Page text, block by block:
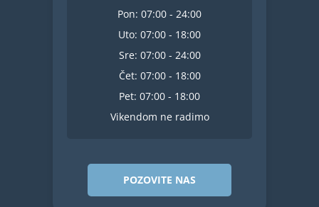
Pon: 07:00 - 24:00
Uto: 07:00 - 18:00
Sre: 07:00 - 24:00
Čet: 07:00 - 18:00
Pet: 07:00 - 18:00
Vikendom ne radimo
POZOVITE NAS